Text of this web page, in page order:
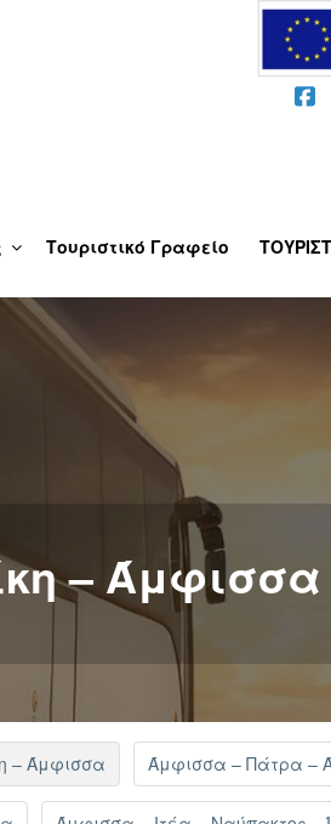
Τουριστικό Γραφείο
– Άμφισσα
– Άμφισσα Άμφισσα – Πάτρα –